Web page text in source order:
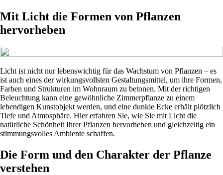
Mit Licht die Formen von Pflanzen
hervorheben
Licht ist nicht nur lebenswichtig für das Wachstum von Pflanzen – es
ist auch eines der wirkungsvollsten Gestaltungsmittel, um ihre Formen,
Farben und Strukturen im Wohnraum zu betonen. Mit der richtigen
Beleuchtung kann eine gewöhnliche Zimmerpflanze zu einem
lebendigen Kunstobjekt werden, und eine dunkle Ecke erhält plötzlich
Tiefe und Atmosphäre. Hier erfahren Sie, wie Sie mit Licht die
natürliche Schönheit Ihrer Pflanzen hervorheben und gleichzeitig ein
stimmungsvolles Ambiente schaffen.
Die Form und den Charakter der Pflanze
verstehen